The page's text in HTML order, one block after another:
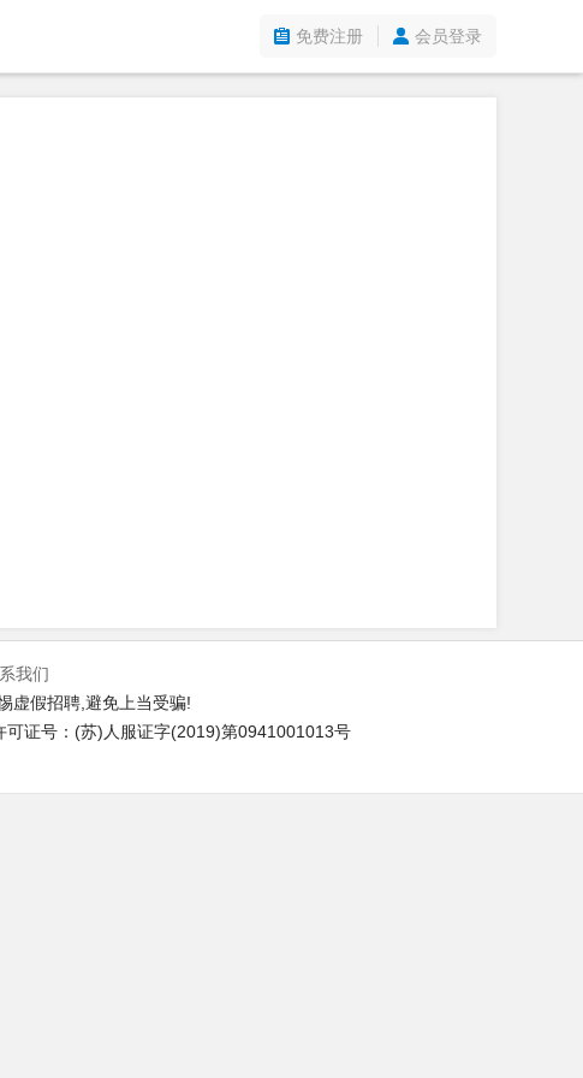
免费注册 会员登录
我们
虚假招聘,避免上当受骗!
证号：(苏)人服证字(2019)第0941001013号